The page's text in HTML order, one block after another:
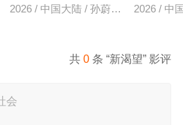
朱城玮
2026 / 中国大陆 / 孙蔚琳＆魏胜奇
2026 / 中
共0 条 “新渴望” 影评